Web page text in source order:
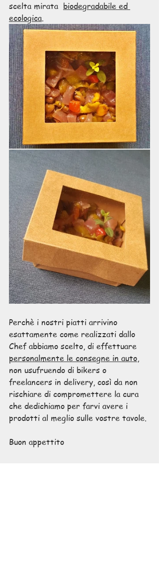
scelta mirata biodegradabile ed
ecologica.
Perchè i nostri piatti arrivino
esattamente come realizzati dallo
Chef abbiamo scelto, di effettuare
personalmente le consegne in auto,
non usufruendo di bikers o
freelancers in delivery, così da non
rischiare di compromettere la cura
che dedichiamo per farvi avere i
prodotti al meglio sulle vostre tavole.
Buon appettito